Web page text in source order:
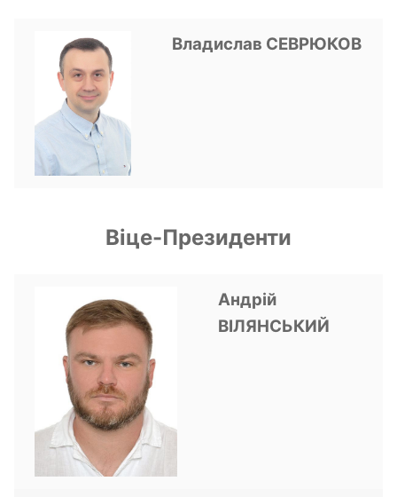
Владислав СЕВРЮКОВ
Віце-Президенти
Андрій
ВІЛЯНСЬКИЙ